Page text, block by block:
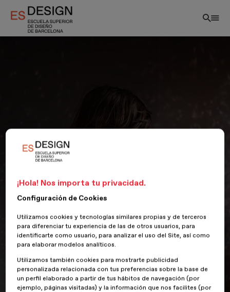
contenido
principal
Portfolio
Paola de Grenet
¡Hola! Nos importa tu privacidad.
Configuración de Cookies
Utilizamos cookies y tecnologías similares propias y de terceros
para diferenciar tu experiencia de las de otros usuarios, para
identificarte como usuario, para analizar el uso del Site, así como
para elaborar modelos analíticos.
Utilizamos también cookies para mostrarte publicidad
personalizada relacionada con tus preferencias sobre la base de
un perfil elaborado a partir de tus hábitos de navegación (por
ejemplo, páginas visitadas) y la información que nos facilites (por